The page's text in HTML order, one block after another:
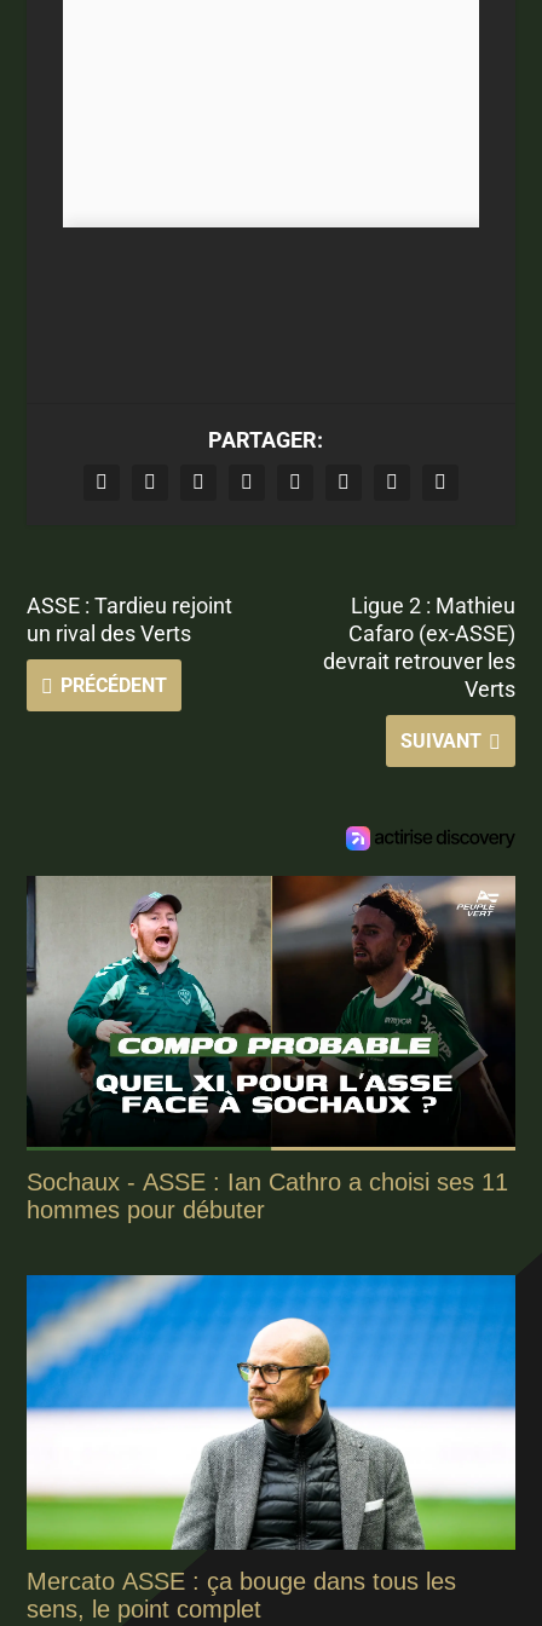
PARTAGER:
ASSE : Tardieu rejoint
un rival des Verts
PRÉCÉDENT
Ligue 2 : Mathieu
Cafaro (ex-ASSE)
devrait retrouver les
Verts
SUIVANT
Sochaux - ASSE : Ian Cathro a choisi ses 11
hommes pour débuter
Mercato ASSE : ça bouge dans tous les
sens, le point complet